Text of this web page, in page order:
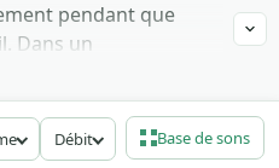
pendant que
Dans un
sommeil, à monter
médical pour
Débit Base de sons